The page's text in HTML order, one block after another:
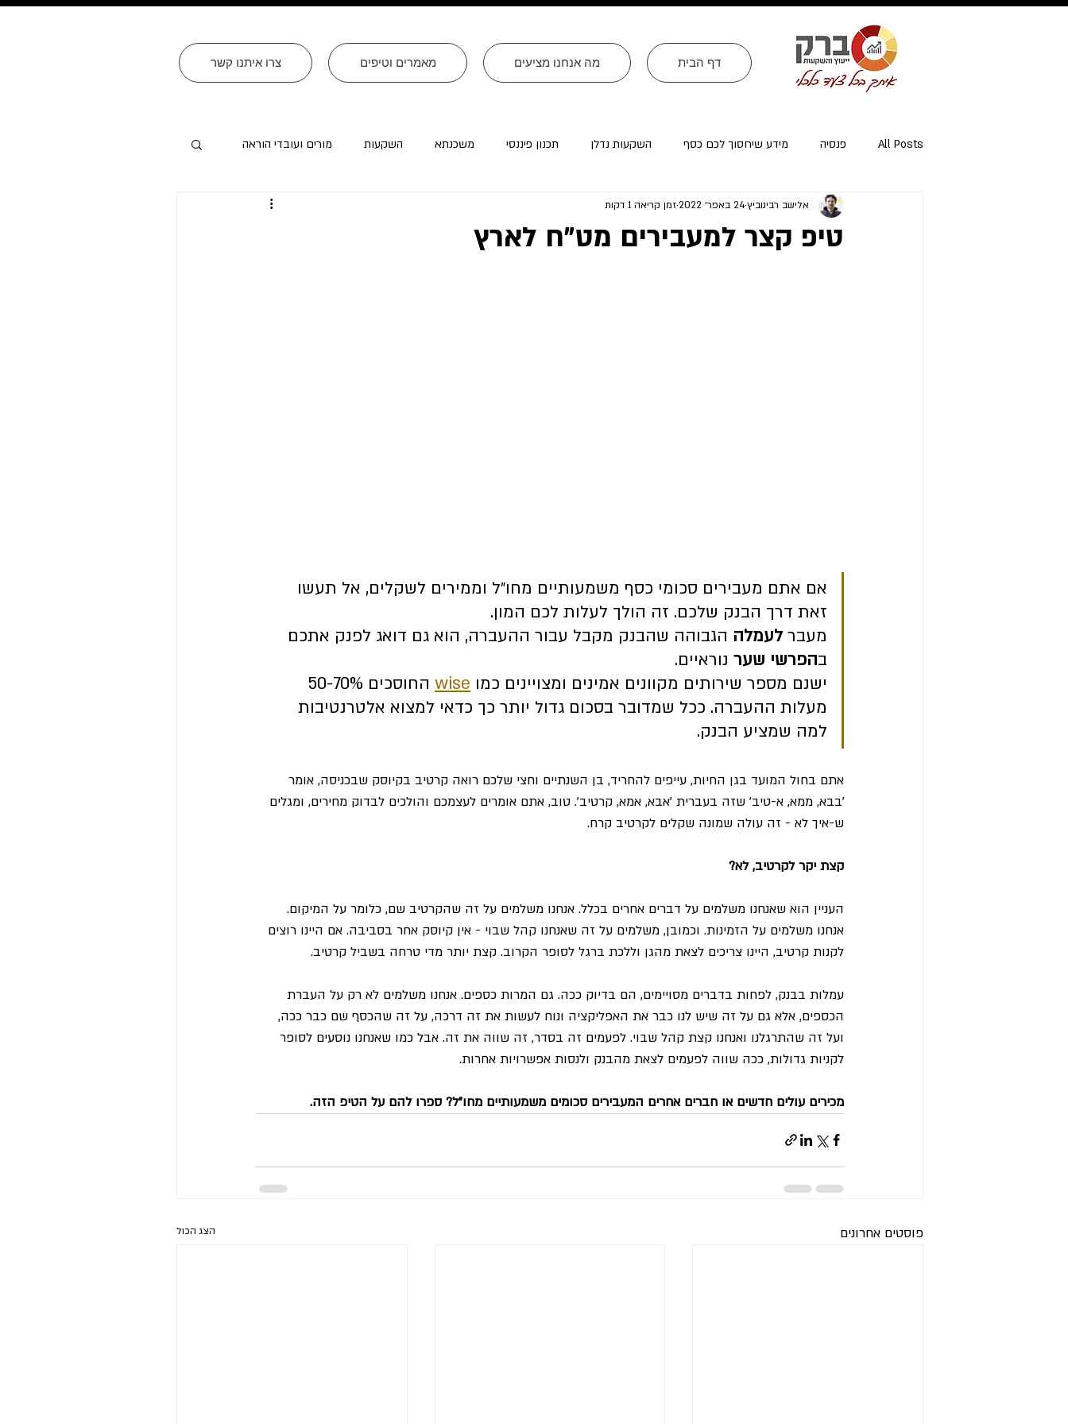
צרו איתנו קשר מאמרים וטיפים מה אנחנו מציעים דף הבית
All Posts פנסיה מידע שיחסוך לכם כסף השקעות נדלן תכנון פיננסי משכנתא השקעות מורים ועובדי הוראה
ייעוץ פרישה ומיסוי פרישה אזרחי ארה״ב עסקים
טיפ קצר למעבירים מט״ח לארץ
אלישב רבינוביץ24 באפר׳ 2022 זמן קריאה 1 דקות
אם אתם מעבירים סכומי כסף משמעותיים מחו״ל וממירים לשקלים, אל תעשו
זאת דרך הבנק שלכם. זה הולך לעלות לכם המון.
מעבר לעמלה הגבוהה שהבנק מקבל עבור ההעברה, הוא גם דואג לפנק אתכם
בהפרשי שער נוראיים.
ישנם מספר שירותים מקוונים אמינים ומצויינים כמו wise
מעלות ההעברה. ככל שמדובר בסכום גדול יותר כך כדאי למצוא אלטרנטיבות
למה שמציע הבנק.
אתם בחול המועד בגן החיות, עייפים להחריד, בן השנתיים וחצי שלכם רואה קרטיב בקיוסק שבכניסה, אומר
'בבא, ממא, א-טיב' שזה בעברית 'אבא, אמא, קרטיב'. טוב, אתם אומרים לעצמכם והולכים לבדוק מחירים, ומגלים
ש-איך לא - זה עולה שמונה שקלים לקרטיב קרח.
קצת יקר לקרטיב, לא?
העניין הוא שאנחנו משלמים על דברים אחרים בכלל. אנחנו משלמים על זה שהקרטיב שם, כלומר על המיקום.
אנחנו משלמים על הזמינות. וכמובן, משלמים על זה שאנחנו קהל שבוי - אין קיוסק אחר בסביבה. אם היינו רוצים
לקנות קרטיב, היינו צריכים לצאת מהגן וללכת ברגל לסופר הקרוב. קצת יותר מדי טרחה בשביל קרטיב.
עמלות בבנק, לפחות בדברים מסויימים, הם בדיוק ככה. גם המרות כספים. אנחנו משלמים לא רק על העברת
הכספים, אלא גם על זה שיש לנו כבר את האפליקציה ונוח לעשות את זה דרכה, על זה שהכסף שם כבר ככה,
ועל זה שהתרגלנו ואנחנו קצת קהל שבוי. לפעמים זה בסדר, זה שווה את זה. אבל כמו שאנחנו נוסעים לסופר
לקניות גדולות, ככה שווה לפעמים לצאת מהבנק ולנסות אפשרויות אחרות.
מכירים עולים חדשים או חברים אחרים המעבירים סכומים משמעותיים מחו״ל? ספרו להם על הטיפ הזה.
פוסטים אחרונים הצג הכול